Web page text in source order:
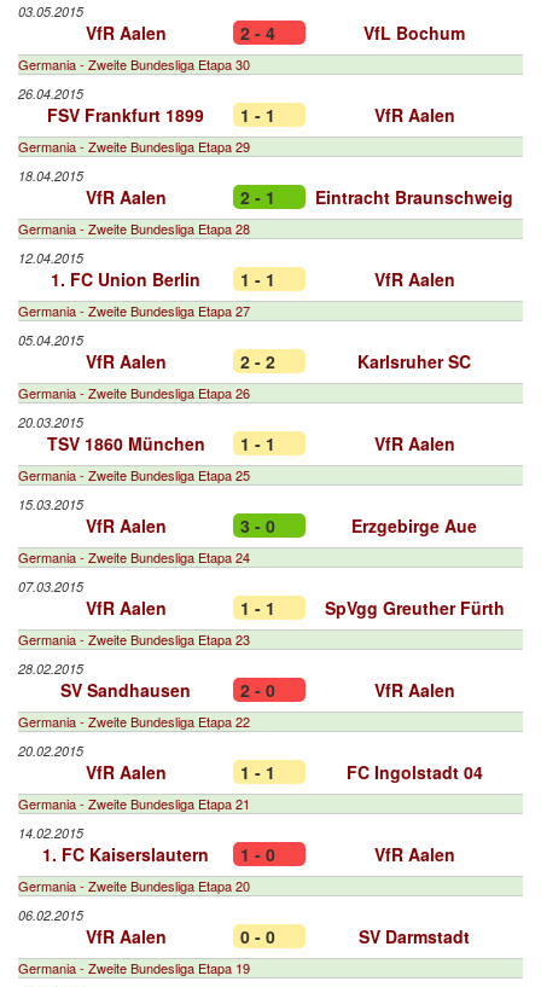
03.05.2015
VfR Aalen 2 - 4 VfL Bochum
Germania - Zweite Bundesliga Etapa 30
26.04.2015
FSV Frankfurt 1899 1 - 1 VfR Aalen
Germania - Zweite Bundesliga Etapa 29
18.04.2015
VfR Aalen 2 - 1 Eintracht Braunschweig
Germania - Zweite Bundesliga Etapa 28
12.04.2015
1. FC Union Berlin 1 - 1 VfR Aalen
Germania - Zweite Bundesliga Etapa 27
05.04.2015
VfR Aalen 2 - 2 Karlsruher SC
Germania - Zweite Bundesliga Etapa 26
20.03.2015
TSV 1860 München 1 - 1 VfR Aalen
Germania - Zweite Bundesliga Etapa 25
15.03.2015
VfR Aalen 3 - 0 Erzgebirge Aue
Germania - Zweite Bundesliga Etapa 24
07.03.2015
VfR Aalen 1 - 1 SpVgg Greuther Fürth
Germania - Zweite Bundesliga Etapa 23
28.02.2015
SV Sandhausen 2 - 0 VfR Aalen
Germania - Zweite Bundesliga Etapa 22
20.02.2015
VfR Aalen 1 - 1 FC Ingolstadt 04
Germania - Zweite Bundesliga Etapa 21
14.02.2015
1. FC Kaiserslautern 1 - 0 VfR Aalen
Germania - Zweite Bundesliga Etapa 20
06.02.2015
VfR Aalen 0 - 0 SV Darmstadt
Germania - Zweite Bundesliga Etapa 19